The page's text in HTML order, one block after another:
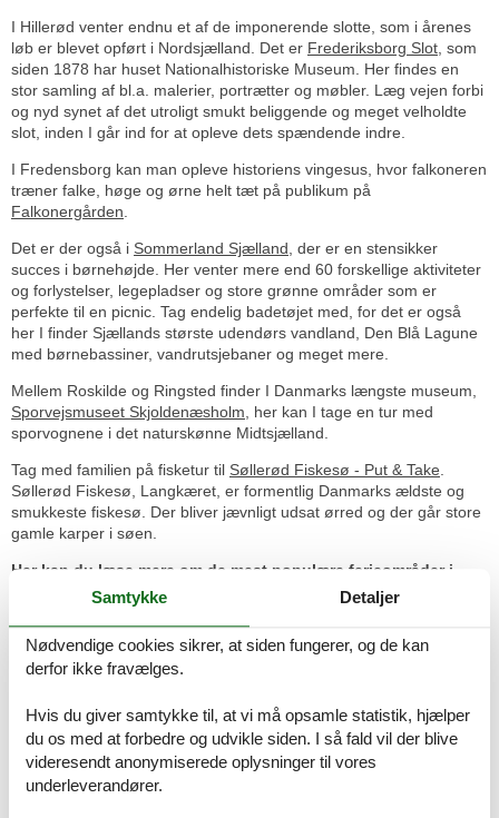
I Hillerød venter endnu et af de imponerende slotte, som i årenes
løb er blevet opført i Nordsjælland. Det er Frederiksborg Slot , som
siden 1878 har huset Nationalhistoriske Museum. Her findes en
stor samling af bl.a. malerier, portrætter og møbler. Læg vejen forbi
og nyd synet af det utroligt smukt beliggende og meget velholdte
slot, inden I går ind for at opleve dets spændende indre.
I Fredensborg kan man opleve historiens vingesus, hvor falkoneren
træner falke, høge og ørne helt tæt på publikum på
Falkonergården
Det er der også i Sommerland Sjælland , der er en stensikker
succes i børnehøjde. Her venter mere end 60 forskellige aktiviteter
og forlystelser, legepladser og store grønne områder som er
perfekte til en picnic. Tag endelig badetøjet med, for det er også
her I finder Sjællands største udendørs vandland, Den Blå Lagune
med børnebassiner, vandrutsjebaner og meget mere.
Mellem Roskilde og Ringsted finder I Danmarks længste museum,
Sporvejsmuseet Skjoldenæsholm , her kan I tage en tur med
sporvognene i det naturskønne Midtsjælland.
Tag med familien på fisketur til Søllerød Fiskesø - Put & Take
Søllerød Fiskesø, Langkæret, er formentlig Danmarks ældste og
smukkeste fiskesø. Der bliver jævnligt udsat ørred og der går store
gamle karper i søen.
Her kan du læse mere om de mest populære ferieområder i
Nordsjælland:
Gilleleje er et dejligt og meget populært område, hvor du kan vælge
mellem hundredevis af skønt beliggende sommerhuse. Her er
dejlige, børnevenlige sandstrande, et charmerende bymiljø og en
levende havn. Tag veterantoget igennem det flotte landskab, tag til
Hornbæk er et populært område i det naturskønne Nordsjælland,
hvor du finder en række skønt beliggende sommerhuse. Her er en
dejlig og meget børnevenlig strand, en strandlegeplads, masser af
butikker og en livlig havn med spændende begivenheder hver
Samtykke Detaljer
Nødvendige cookies sikrer, at siden fungerer, og de kan
derfor ikke fravælges.
Hvis du giver samtykke til, at vi må opsamle statistik, hjælper
du os med at forbedre og udvikle siden. I så fald vil der blive
videresendt anonymiserede oplysninger til vores
underleverandører.